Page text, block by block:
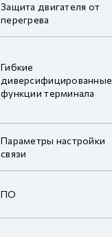
Защита двигателя от
перегрева
Гибкие
диверсифицированные
функции терминала
Параметры настройки
связи
ПО